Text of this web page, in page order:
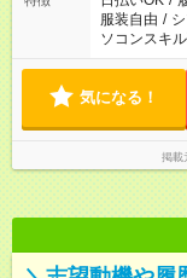
服装自由 /
ソコンスキ
気になる！
掲載